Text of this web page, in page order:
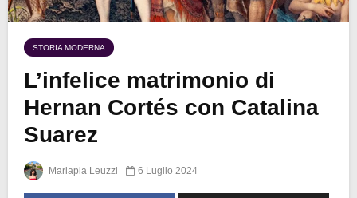
STORIA MODERNA
L’infelice matrimonio di
Hernan Cortés con Catalina
Suarez
Mariapia Leuzzi 6 Luglio 2024